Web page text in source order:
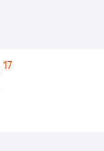
17